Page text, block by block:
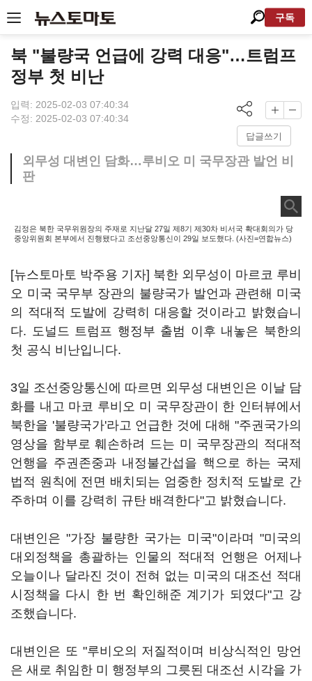
구독
북 "불량국 언급에 강력 대응"…트럼프
정부 첫 비난
입력: 2025-02-03 07:40:34
수정: 2025-02-03 07:40:34
답글쓰기
외무성 대변인 담화…루비오 미 국무장관 발언 비
판
김정은 북한 국무위원장의 주재로 지난달 27일 제8기 제30차 비서국 확대회의가 당
중앙위원회 본부에서 진행됐다고 조선중앙통신이 29일 보도했다. (사진=연합뉴스)
[뉴스토마토 박주용 기자] 북한 외무성이 마르코 루비
오 미국 국무부 장관의 불량국가 발언과 관련해 미국
의 적대적 도발에 강력히 대응할 것이라고 밝혔습니
다. 도널드 트럼프 행정부 출범 이후 내놓은 북한의
첫 공식 비난입니다.
3일 조선중앙통신에 따르면 외무성 대변인은 이날 담
화를 내고 마코 루비오 미 국무장관이 한 인터뷰에서
북한을 '불량국가'라고 언급한 것에 대해 "주권국가의
영상을 함부로 훼손하려 드는 미 국무장관의 적대적
언행을 주권존중과 내정불간섭을 핵으로 하는 국제
법적 원칙에 전면 배치되는 엄중한 정치적 도발로 간
주하며 이를 강력히 규탄 배격한다"고 밝혔습니다.
대변인은 "가장 불량한 국가는 미국"이라며 "미국의
대외정책을 총괄하는 인물의 적대적 언행은 어제나
오늘이나 달라진 것이 전혀 없는 미국의 대조선 적대
시정책을 다시 한 번 확인해준 계기가 되였다"고 강
조했습니다.
대변인은 또 "루비오의 저질적이며 비상식적인 망언
은 새로 취임한 미 행정부의 그릇된 대조선 시각을 가